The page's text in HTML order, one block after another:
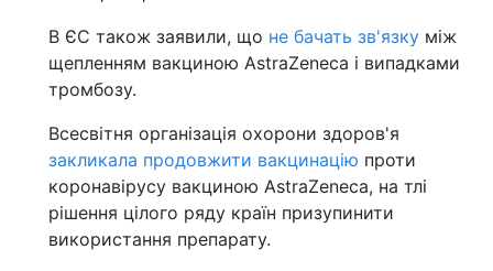
В ЄС також заявили, що не бачать зв'язку між
щепленням вакциною AstraZeneca і випадками
тромбозу.
Всесвітня організація охорони здоров'я
закликала продовжити вакцинацію проти
коронавірусу вакциною AstraZeneca, на тлі
рішення цілого ряду країн призупинити
використання препарату.